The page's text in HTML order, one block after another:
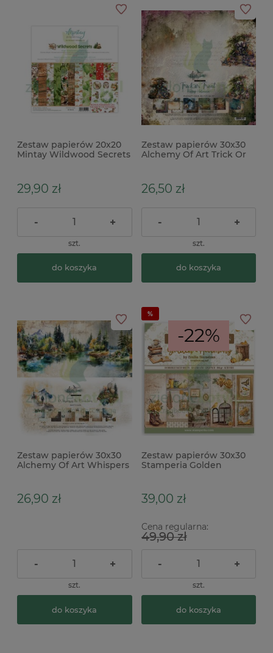
Zestaw papierów 20x20
Mintay Wildwood Secrets
29,90 zł
- +
szt.
do koszyka
Zestaw papierów 30x30
Alchemy Of Art Trick Or
26,50 zł
- +
szt.
do koszyka
Zestaw papierów 30x30
Alchemy Of Art Whispers
26,90 zł
- +
szt.
do koszyka
-22%
Zestaw papierów 30x30
Stamperia Golden
39,00 zł
Cena regularna:
49,90 zł
- +
szt.
do koszyka